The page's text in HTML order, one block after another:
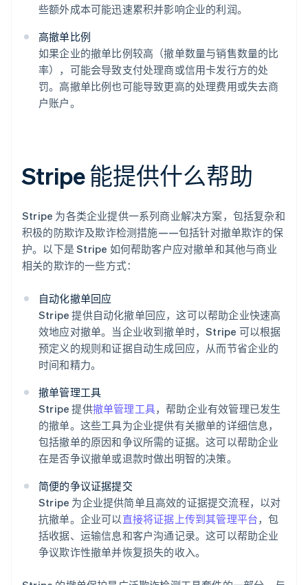
些额外成本可能迅速累积并影响企业的利润。
高撤单比例
如果企业的撤单比例较高（撤单数量与销售数量的比
率），可能会导致支付处理商或信用卡发行方的处
罚。高撤单比例也可能导致更高的处理费用或失去商
户账户。
Stripe 能提供什么帮助
Stripe 为各类企业提供一系列商业解决方案，包括复杂和
积极的防欺诈及欺诈检测措施——包括针对撤单欺诈的保
护。以下是 Stripe 如何帮助客户应对撤单和其他与商业
相关的欺诈的一些方式：
自动化撤单回应
Stripe 提供自动化撤单回应，这可以帮助企业快速高
效地应对撤单。当企业收到撤单时，Stripe 可以根据
预定义的规则和证据自动生成回应，从而节省企业的
时间和精力。
撤单管理工具
Stripe 提供撤单管理工具，帮助企业有效管理已发生
的撤单。这些工具为企业提供有关撤单的详细信息，
包括撤单的原因和争议所需的证据。这可以帮助企业
在是否争议撤单或退款时做出明智的决策。
简便的争议证据提交
Stripe 为企业提供简单且高效的证据提交流程，以对
抗撤单。企业可以 直接将证据上传到其管理平台，包
括收据、运输信息和客户沟通记录。这可以帮助企业
争议欺诈性撤单并恢复损失的收入。
阿联酋
爱尔兰
English
爱沙尼亚
English
奥地利
DeutschEnglish